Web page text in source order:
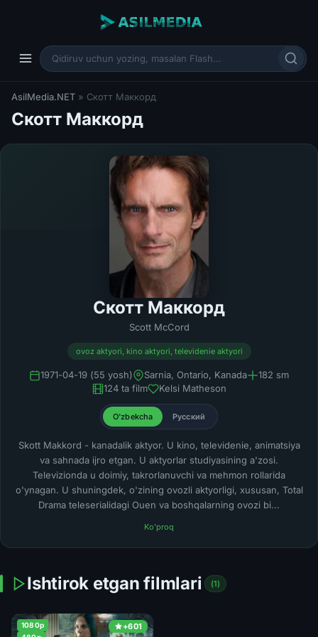
AsilMedia.NET » Скотт Маккорд
Скотт Маккорд
Скотт Маккорд
Scott McCord
ovoz aktyori, kino aktyori, televidenie aktyori
1971-04-19 (55 yosh) Sarnia, Ontario, Kanada
182 sm
124 ta film
Kelsi Matheson
O'zbekcha Русский
Skott Makkord - kanadalik aktyor. U kino, televidenie, animatsiya
va sahnada ijro etgan. U aktyorlar studiyasining a'zosi.
Televizionda u doimiy, takrorlanuvchi va mehmon rollarida
o'ynagan. U shuningdek, o'zining ovozli aktyorligi, xususan, Total
Drama teleserialidagi Ouen va boshqalarning ovozi bi...
Ko'proq
Ishtirok etgan filmlari (1)
+601
1080p